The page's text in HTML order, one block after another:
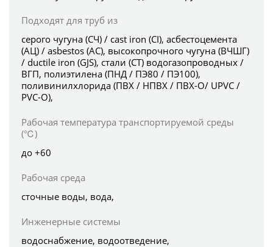
Подходят для труб из
серого чугуна (СЧ) / cast iron (CI), асбестоцемента
(АЦ) / asbestos (AC), высокопрочного чугуна (ВЧШГ)
/ ductile iron (GJS), стали (СТ) водогазопроводных /
ВГП, полиэтилена (ПНД / ПЭ80 / ПЭ100),
поливинилхлорида (ПВХ / НПВХ / ПВХ-О/ UPVC /
PVC-O),
Рабочая температура транспортируемой среды
(℃)
до +60
Рабочая среда
сточные воды, вода,
Инженерные системы
водоснабжение, водоотведение,